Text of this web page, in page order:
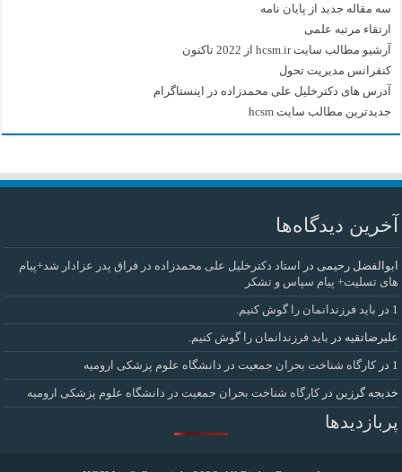
سه مقاله جدید از پایان نامه
ارتقاء مرتبه علمی
آرشیو مطالب سایت hcsm.ir از 2022 تاکنون
کنفرانس مدیریت تحول
آدرس های دکترخلیل علی محمدزاده در اینستاگرام
جدیدترین مطالب سایت hcsm
آخرین دیدگاه‌ها
ابوالفضل رحیمی در
استاد دکترخلیل علی محمدزاده در فراق پدر عزادار شد+پیام
های تسلیت+ پیام سپاس و تشکر
1 در باید فرزندانمان را گوش کنیم.
علیرضاتقیه در باید فرزندانمان را گوش کنیم.
1 درکارگاه شناخت بحران جمعیت در دانشگاه علوم پزشکی ارومیه
خديجه گرزین درکارگاه شناخت بحران جمعیت در دانشگاه علوم پزشکی ارومیه
پربازدیدها